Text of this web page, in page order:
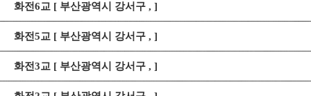
화전6교 [ 부산광역시 강서구 , ]
화전5교 [ 부산광역시 강서구 , ]
화전3교 [ 부산광역시 강서구 , ]